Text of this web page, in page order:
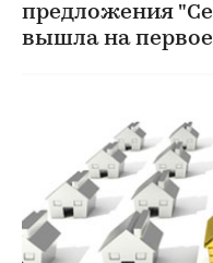
предложения
вышла на